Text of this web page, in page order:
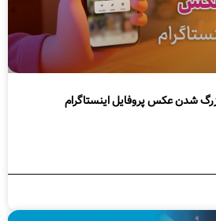
شدن عکس پروفایل اینستاگرام